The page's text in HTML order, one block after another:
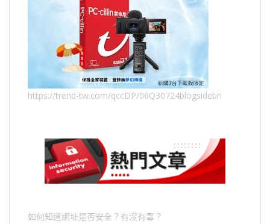
https://trend-tw.com/qccDP/06Q30724blogsidebn
如何知道網址是否安全？有沒有毒？